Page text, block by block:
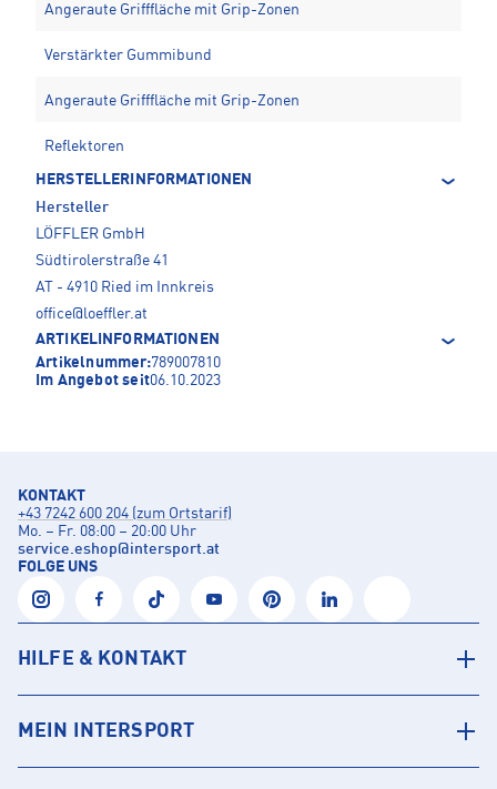
Angeraute Grifffläche mit Grip-Zonen
Verstärkter Gummibund
Angeraute Grifffläche mit Grip-Zonen
Reflektoren
HERSTELLERINFORMATIONEN
Hersteller
LÖFFLER GmbH
Südtirolerstraße 41
AT - 4910 Ried im Innkreis
office@loeffler.at
ARTIKELINFORMATIONEN
Artikelnummer:789007810
Im Angebot seit06.10.2023
KONTAKT
+43 7242 600 204 (zum Ortstarif)
Mo. – Fr. 08:00 – 20:00 Uhr
service.eshop@intersport.at
FOLGE UNS
HILFE & KONTAKT
MEIN INTERSPORT